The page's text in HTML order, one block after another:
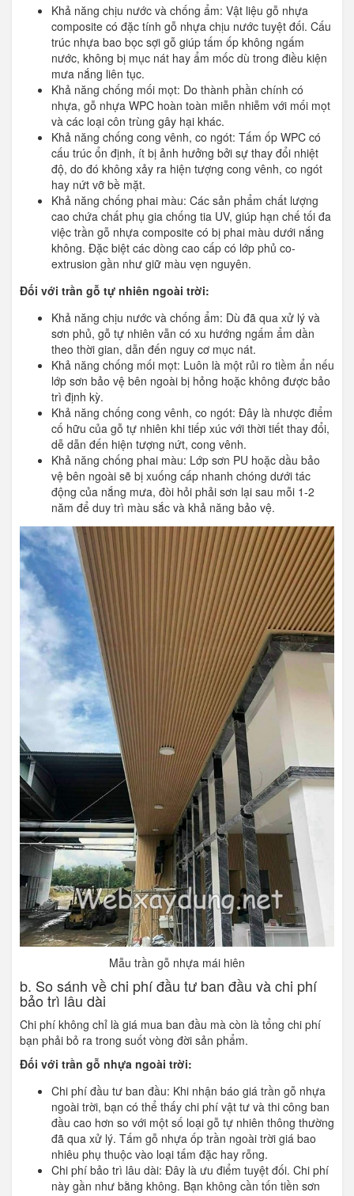
Khả năng chịu nước và chống ẩm: Vật liệu gỗ nhựa
composite có đặc tính gỗ nhựa chịu nước tuyệt đối. Cấu
trúc nhựa bao bọc sợi gỗ giúp tấm ốp không ngấm
nước, không bị mục nát hay ẩm mốc dù trong điều kiện
mưa nắng liên tục.
Khả năng chống mối mọt: Do thành phần chính có
nhựa, gỗ nhựa WPC hoàn toàn miễn nhiễm với mối mọt
và các loại côn trùng gây hại khác.
Khả năng chống cong vênh, co ngót: Tấm ốp WPC có
cấu trúc ổn định, ít bị ảnh hưởng bởi sự thay đổi nhiệt
độ, do đó không xảy ra hiện tượng cong vênh, co ngót
hay nứt vỡ bề mặt.
Khả năng chống phai màu: Các sản phẩm chất lượng
cao chứa chất phụ gia chống tia UV, giúp hạn chế tối đa
việc trần gỗ nhựa composite có bị phai màu dưới nắng
không. Đặc biệt các dòng cao cấp có lớp phủ co-
extrusion gần như giữ màu vẹn nguyên.
Đối với trần gỗ tự nhiên ngoài trời:
Khả năng chịu nước và chống ẩm: Dù đã qua xử lý và
sơn phủ, gỗ tự nhiên vẫn có xu hướng ngấm ẩm dần
theo thời gian, dẫn đến nguy cơ mục nát.
Khả năng chống mối mọt: Luôn là một rủi ro tiềm ẩn nếu
lớp sơn bảo vệ bên ngoài bị hỏng hoặc không được bảo
trì định kỳ.
Khả năng chống cong vênh, co ngót: Đây là nhược điểm
cố hữu của gỗ tự nhiên khi tiếp xúc với thời tiết thay đổi,
dễ dẫn đến hiện tượng nứt, cong vênh.
Khả năng chống phai màu: Lớp sơn PU hoặc dầu bảo
vệ bên ngoài sẽ bị xuống cấp nhanh chóng dưới tác
động của nắng mưa, đòi hỏi phải sơn lại sau mỗi 1-2
năm để duy trì màu sắc và khả năng bảo vệ.
Mẫu trần gỗ nhựa mái hiên
b. So sánh về chi phí đầu tư ban đầu và chi phí
bảo trì lâu dài
Chi phí không chỉ là giá mua ban đầu mà còn là tổng chi phí
bạn phải bỏ ra trong suốt vòng đời sản phẩm.
Đối với trần gỗ nhựa ngoài trời:
Chi phí đầu tư ban đầu: Khi nhận báo giá trần gỗ nhựa
ngoài trời, bạn có thể thấy chi phí vật tư và thi công ban
đầu cao hơn so với một số loại gỗ tự nhiên thông thường
đã qua xử lý. Tấm gỗ nhựa ốp trần ngoài trời giá bao
nhiêu phụ thuộc vào loại tấm đặc hay rỗng.
Chi phí bảo trì lâu dài: Đây là ưu điểm tuyệt đối. Chi phí
này gần như bằng không. Bạn không cần tốn tiền sơn